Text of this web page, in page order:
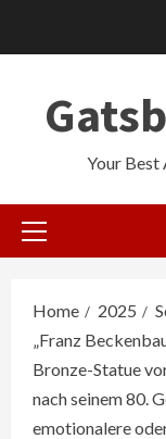
Your Best
Primary
Home 2025
„Franz
Bronze-Statue
nach seinem 80.
emotionalere